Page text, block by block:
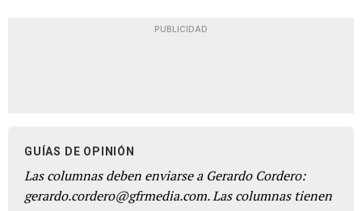
PUBLICIDAD
GUÍAS DE OPINIÓN
Las columnas deben enviarse a Gerardo Cordero:
gerardo.cordero@gfrmedia.com. Las columnas tienen